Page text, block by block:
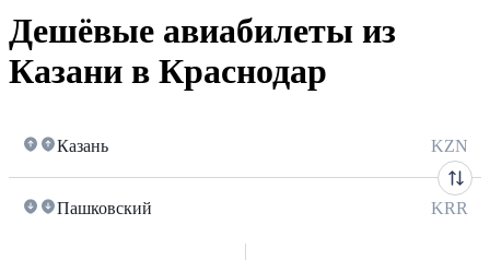
Дешёвые авиабилеты из
Казани в Краснодар
Казань KZN
Пашковский KRR